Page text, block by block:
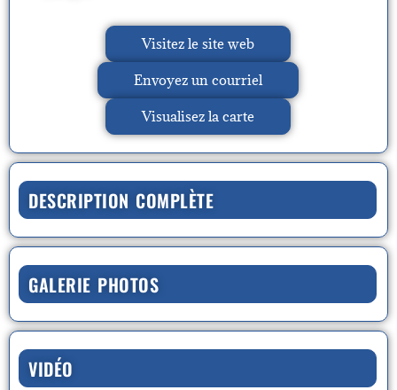
Visitez le site web
Envoyez un courriel
Visualisez la carte
DESCRIPTION COMPLÈTE
GALERIE PHOTOS
VIDÉO